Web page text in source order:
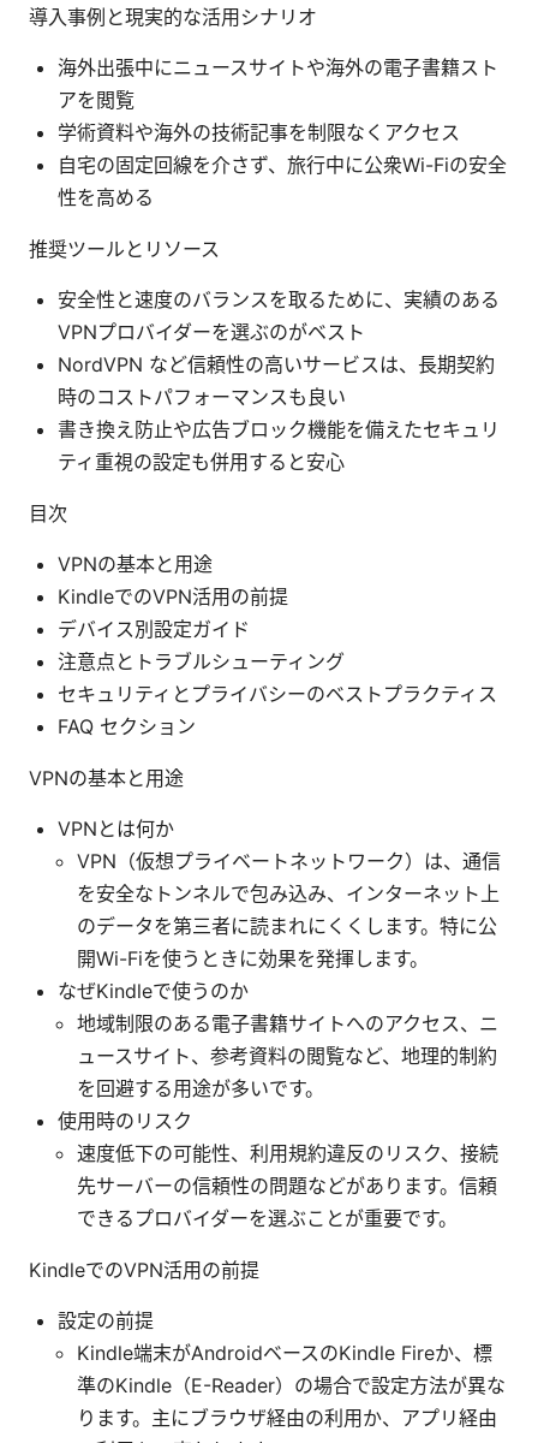
導入事例と現実的な活用シナリオ
海外出張中にニュースサイトや海外の電子書籍スト
アを閲覧
学術資料や海外の技術記事を制限なくアクセス
自宅の固定回線を介さず、旅行中に公衆Wi-Fiの安全
性を高める
推奨ツールとリソース
安全性と速度のバランスを取るために、実績のある
VPNプロバイダーを選ぶのがベスト
NordVPN など信頼性の高いサービスは、長期契約
時のコストパフォーマンスも良い
書き換え防止や広告ブロック機能を備えたセキュリ
ティ重視の設定も併用すると安心
目次
VPNの基本と用途
KindleでのVPN活用の前提
デバイス別設定ガイド
注意点とトラブルシューティング
セキュリティとプライバシーのベストプラクティス
FAQ セクション
VPNの基本と用途
VPNとは何か
VPN（仮想プライベートネットワーク）は、通信
を安全なトンネルで包み込み、インターネット上
のデータを第三者に読まれにくくします。特に公
開Wi-Fiを使うときに効果を発揮します。
なぜKindleで使うのか
地域制限のある電子書籍サイトへのアクセス、ニ
ュースサイト、参考資料の閲覧など、地理的制約
を回避する用途が多いです。
使用時のリスク
速度低下の可能性、利用規約違反のリスク、接続
先サーバーの信頼性の問題などがあります。信頼
できるプロバイダーを選ぶことが重要です。
KindleでのVPN活用の前提
設定の前提
Kindle端末がAndroidベースのKindle Fireか、標
準のKindle（E-Reader）の場合で設定方法が異な
ります。主にブラウザ経由の利用か、アプリ経由